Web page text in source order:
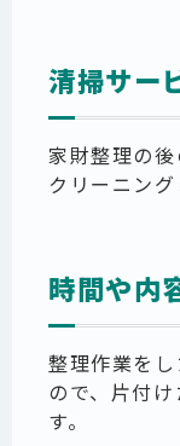
清掃サー
家財整理の
クリーニング
時間や内
整理作業を
ので、片付
す。